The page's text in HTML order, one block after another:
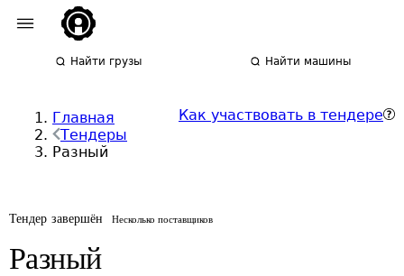
Найти грузы Найти машины
Главная
Тендеры
Разный
Как участвовать в тендере
Тендер завершён Несколько поставщиков
Разный